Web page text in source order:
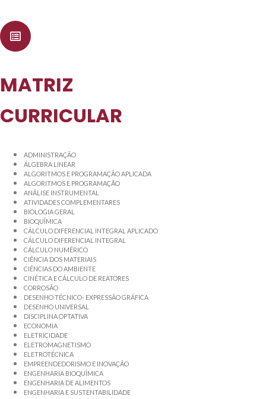
MATRIZ
CURRICULAR
ADMINISTRAÇÃO
ÁLGEBRA LINEAR
ALGORITMOS E PROGRAMAÇÃO APLICADA
ALGORITMOS E PROGRAMAÇÃO
ANÁLISE INSTRUMENTAL
ATIVIDADES COMPLEMENTARES
BIOLOGIA GERAL
BIOQUÍMICA
CÁLCULO DIFERENCIAL INTEGRAL APLICADO
CÁLCULO DIFERENCIAL INTEGRAL
CÁLCULO NUMÉRICO
CIÊNCIA DOS MATERIAIS
CIÊNCIAS DO AMBIENTE
CINÉTICA E CÁLCULO DE REATORES
CORROSÃO
DESENHO TÉCNICO- EXPRESSÃO GRÁFICA
DESENHO UNIVERSAL
DISCIPLINA OPTATIVA
ECONOMIA
ELETRICIDADE
ELETROMAGNETISMO
ELETROTÉCNICA
EMPREENDEDORISMO E INOVAÇÃO
ENGENHARIA BIOQUÍMICA
ENGENHARIA DE ALIMENTOS
ENGENHARIA E SUSTENTABILIDADE